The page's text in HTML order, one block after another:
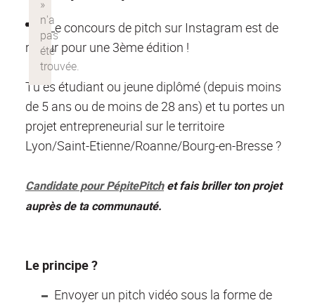
Le concours de pitch sur Instagram est de
retour pour une 3ème édition !
Tu es étudiant ou jeune diplômé (depuis moins
de 5 ans ou de moins de 28 ans) et tu portes un
projet entrepreneurial sur le territoire
Lyon/Saint-Etienne/Roanne/Bourg-en-Bresse ?
Candidate pour PépitePitchet fais briller ton projet
auprès de ta communauté.
Le principe ?
Envoyer un pitch vidéo sous la forme de